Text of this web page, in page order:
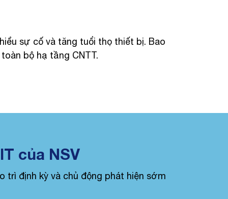
sự cố và tăng tuổi thọ thiết bị. Bao
bộ hạ tầng CNTT.
của NSV
trì định kỳ và chủ động phát hiện sớm